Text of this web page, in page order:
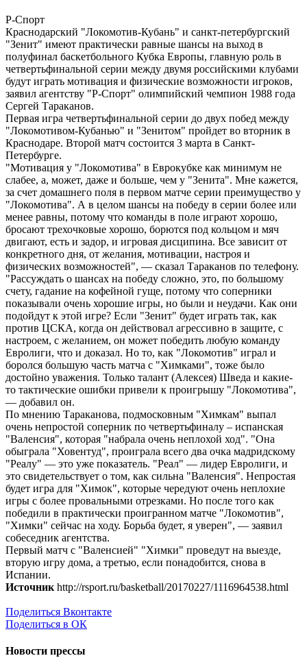
Р-Спорт
Краснодарский "Локомотив-Кубань" и санкт-петербургский
"Зенит" имеют практически равные шансы на выход в
полуфинал баскетбольного Кубка Европы, главную роль в
четвертьфинальной серии между двумя российскими клубами
будут играть мотивация и физические возможности игроков,
заявил агентству "Р-Спорт" олимпийский чемпион 1988 года
Сергей Тараканов.
Первая игра четвертьфинальной серии до двух побед между
"Локомотивом-Кубанью" и "Зенитом" пройдет во вторник в
Краснодаре. Второй матч состоится 3 марта в Санкт-
Петербурге.
"Мотивация у "Локомотива" в Еврокубке как минимум не
слабее, а, может, даже и больше, чем у "Зенита". Мне кажется,
за счет домашнего поля в первом матче серии преимущество у
"Локомотива". А в целом шансы на победу в серии более или
менее равны, потому что команды в поле играют хорошо,
бросают трехочковые хорошо, борются под кольцом и мяч
двигают, есть и задор, и игровая дисципина. Все зависит от
конкретного дня, от желания, мотивации, настроя и
физических возможностей", — сказал Тараканов по телефону.
"Рассуждать о шансах на победу сложно, это, по большому
счету, гадание на кофейной гуще, потому что соперники
показывали очень хорошие игры, но были и неудачи. Как они
подойдут к этой игре? Если "Зенит" будет играть так, как
против ЦСКА, когда он действовал агрессивно в защите, с
настроем, с желанием, он может победить любую команду
Евролиги, что и доказал. Но то, как "Локомотив" играл и
боролся большую часть матча с "Химками", тоже было
достойно уважения. Только талант (Алексея) Шведа и какие-
то тактические ошибки привели к проигрышу "Локомотива",
— добавил он.
По мнению Тараканова, подмосковным "Химкам" выпал
очень непростой соперник по четвертьфиналу – испанская
"Валенсия", которая "набрала очень неплохой ход". "Она
обыграла "Ховентуд", проиграла всего два очка мадридскому
"Реалу" — это уже показатель. "Реал" — лидер Евролиги, и
это свидетельствует о том, как сильна "Валенсия". Непростая
будет игра для "Химок", которые чередуют очень неплохие
игры с более провальными отрезками. Но после того как
победили в практически проигранном матче "Локомотив",
"Химки" сейчас на ходу. Борьба будет, я уверен", — заявил
собеседник агентства.
Первый матч с "Валенсией" "Химки" проведут на выезде,
вторую игру дома, а третью, если понадобится, снова в
Испании.
Источник http://rsport.ru/basketball/20170227/1116964538.html
Поделиться Вконтакте
Поделиться в ОК
Новости прессы